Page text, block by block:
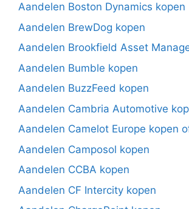
Aandelen Boston Dynamics kopen
Aandelen BrewDog kopen
Aandelen Brookfield Asset
Aandelen Bumble kopen
Aandelen BuzzFeed kopen
Aandelen Cambria Automotive
Aandelen Camelot Europe kopen
Aandelen Camposol kopen
Aandelen CCBA kopen
Aandelen CF Intercity kopen